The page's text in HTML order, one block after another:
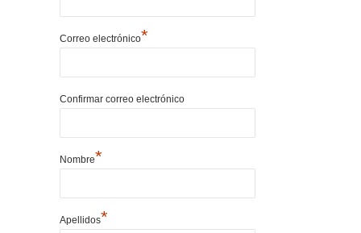
Correo electrónico*
Confirmar correo electrónico
Nombre*
Apellidos*